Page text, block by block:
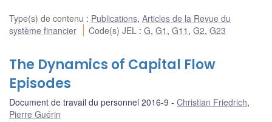
Type(s) de contenu : Publications, Articles de la Revue du
système financier
Code(s) JEL :G,G1 ,G11 ,G2,G23
The Dynamics of Capital Flow
Episodes
Document de travail du personnel 2016-9 Christian Friedrich,
Pierre Guérin